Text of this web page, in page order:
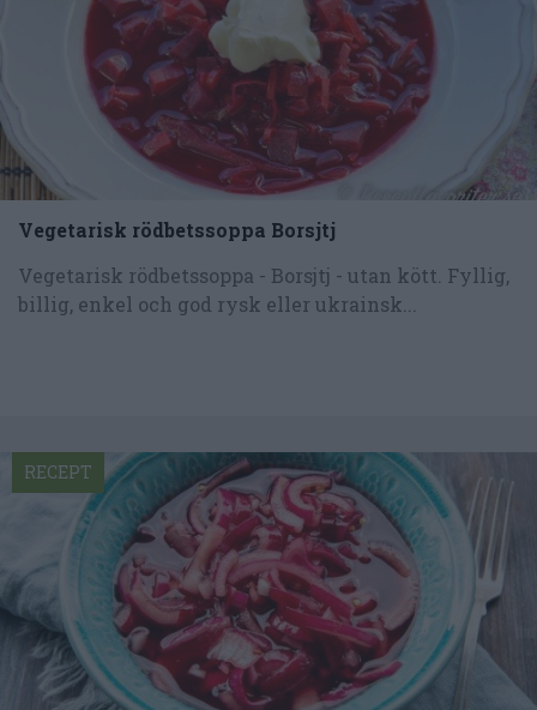
Vegetarisk rödbetssoppa Borsjtj
Vegetarisk rödbetssoppa - Borsjtj - utan kött. Fyllig,
billig, enkel och god rysk eller ukrainsk...
RECEPT